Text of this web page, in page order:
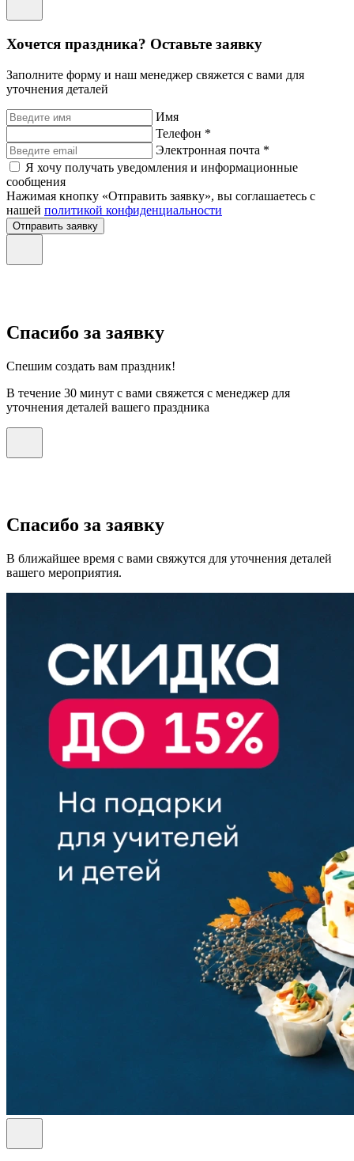
Хочется праздника? Оставьте заявку
Заполните форму и наш менеджер свяжется с вами для
уточнения деталей
Имя
Телефон *
Электронная почта *
Я хочу получать уведомления и информационные
сообщения
Нажимая кнопку «Отправить заявку», вы соглашаетесь с
нашей политикой конфиденциальности
Отправить заявку
Спасибо за заявку
Спешим создать вам праздник!
В течение 30 минут с вами свяжется с менеджер для
уточнения деталей вашего праздника
Спасибо за заявку
В ближайшее время с вами свяжутся для уточнения деталей
вашего мероприятия.